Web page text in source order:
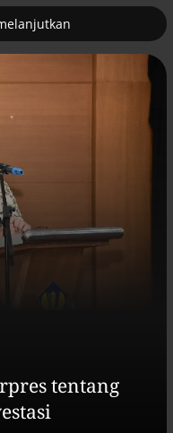
tentang
abai LHKPN
tahun ditemukan di